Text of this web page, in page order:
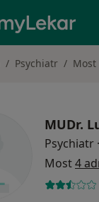
Psychiatr Most
MUDr.
Psychiatr ·
Most4